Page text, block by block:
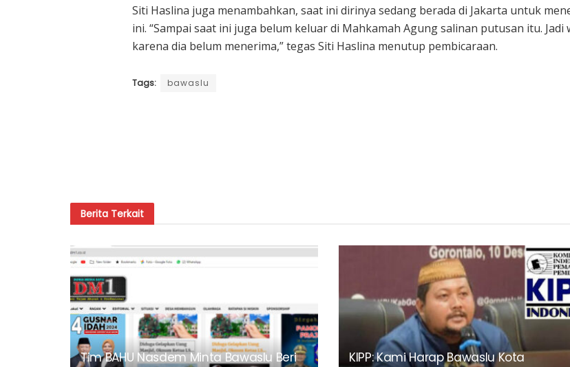
Siti Haslina juga menambahkan, saat ini dirinya sedang berada di Jakarta untuk
ini. “Sampai saat ini juga belum keluar di Mahkamah Agung salinan putusan itu.
karena dia belum menerima,” tegas Siti Haslina menutup pembicaraan.
Tags: bawaslu
Berita Terkait
Tim BAHU Nasdem Minta Bawaslu Beri
KIPP: Kami Harap Bawaslu Kota